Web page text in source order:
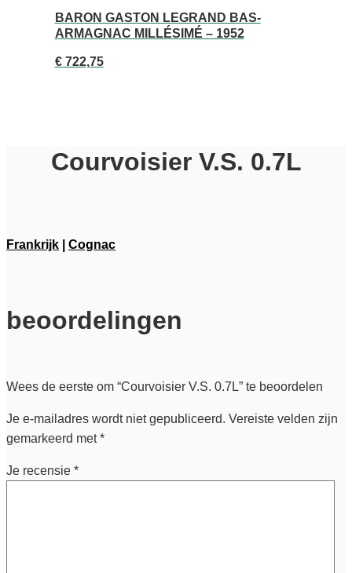
BARON GASTON LEGRAND BAS-
ARMAGNAC MILLÉSIMÉ – 1952
€722,75
Courvoisier V.S. 0.7L
Frankrijk Cognac
beoordelingen
Wees de eerste om “Courvoisier V.S. 0.7L” te beoordelen
Je e-mailadres wordt niet gepubliceerd. Vereiste velden zijn
gemarkeerd met*
Je recensie *